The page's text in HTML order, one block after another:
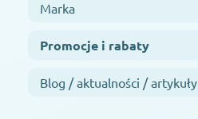
Marka
Promocje i rabaty
Blog / aktualności / artykuły